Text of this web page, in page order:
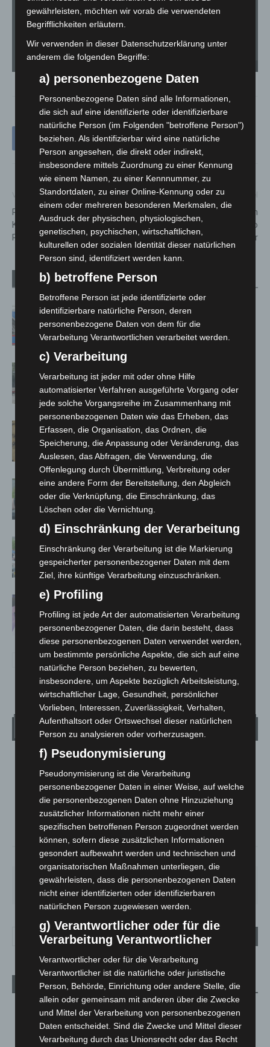
Vorheriger Artikel
Rudi-Rotbein-Treffen lädt
Kinder zum Entdecken von
Pflanzenfarben ein
Nächster Artikel
Nachwuchs bei den Kleinen
Pandas im Erlebnis-Zoo
Hannover
Verwandte Artikel Mehr vom Autor
Mann läuft mit Hockeyschläger über
A7 – Polizei sucht Zeugen
Langenhagen beschädigt
Hannover Klassik Open Air 2026:
Französische Oper im Maschpark
Langenhagen: Autofahrer mit 3,17
Promille aus dem Verkehr gezogen
Blaulichtmeile Langenhagen 2026:
Polizei, Feuerwehr und Rettung
hautnah erleben
Polizei Langenhagen testet Aufnahme
von Anzeigen per Videochat
Wetter
LANGENHAGEN
Mäßig Bewölkt
16.4° C 16.8 °
14.9 °
78% 3m/s 26%
FR.
21°
SA.
26°
SO.
32°
MO.
30°
DI.
Aktuelle Beiträge
Brand im „Haus der Begegnung“ in Neuwarmbüchen schnell
gewährleisten, möchten wir vorab die verwendeten
Begrifflichkeiten erläutern.
Wir verwenden in dieser Datenschutzerklärung unter
anderem die folgenden Begriffe:
a) personenbezogene Daten
Personenbezogene Daten sind alle Informationen,
die sich auf eine identifizierte oder identifizierbare
natürliche Person (im Folgenden "betroffene Person")
beziehen. Als identifizierbar wird eine natürliche
Person angesehen, die direkt oder indirekt,
insbesondere mittels Zuordnung zu einer Kennung
wie einem Namen, zu einer Kennnummer, zu
Standortdaten, zu einer Online-Kennung oder zu
einem oder mehreren besonderen Merkmalen, die
Ausdruck der physischen, physiologischen,
genetischen, psychischen, wirtschaftlichen,
kulturellen oder sozialen Identität dieser natürlichen
Person sind, identifiziert werden kann.
b) betroffene Person
Betroffene Person ist jede identifizierte oder
identifizierbare natürliche Person, deren
personenbezogene Daten von dem für die
Verarbeitung Verantwortlichen verarbeitet werden.
c) Verarbeitung
Verarbeitung ist jeder mit oder ohne Hilfe
automatisierter Verfahren ausgeführte Vorgang oder
jede solche Vorgangsreihe im Zusammenhang mit
personenbezogenen Daten wie das Erheben, das
Erfassen, die Organisation, das Ordnen, die
Speicherung, die Anpassung oder Veränderung, das
Auslesen, das Abfragen, die Verwendung, die
Offenlegung durch Übermittlung, Verbreitung oder
eine andere Form der Bereitstellung, den Abgleich
oder die Verknüpfung, die Einschränkung, das
Löschen oder die Vernichtung.
d) Einschränkung der Verarbeitung
Einschränkung der Verarbeitung ist die Markierung
gespeicherter personenbezogener Daten mit dem
Ziel, ihre künftige Verarbeitung einzuschränken.
e) Profiling
Profiling ist jede Art der automatisierten Verarbeitung
personenbezogener Daten, die darin besteht, dass
diese personenbezogenen Daten verwendet werden,
um bestimmte persönliche Aspekte, die sich auf eine
natürliche Person beziehen, zu bewerten,
insbesondere, um Aspekte bezüglich Arbeitsleistung,
wirtschaftlicher Lage, Gesundheit, persönlicher
Vorlieben, Interessen, Zuverlässigkeit, Verhalten,
Aufenthaltsort oder Ortswechsel dieser natürlichen
Person zu analysieren oder vorherzusagen.
f) Pseudonymisierung
Pseudonymisierung ist die Verarbeitung
personenbezogener Daten in einer Weise, auf welche
die personenbezogenen Daten ohne Hinzuziehung
zusätzlicher Informationen nicht mehr einer
spezifischen betroffenen Person zugeordnet werden
können, sofern diese zusätzlichen Informationen
gesondert aufbewahrt werden und technischen und
organisatorischen Maßnahmen unterliegen, die
gewährleisten, dass die personenbezogenen Daten
nicht einer identifizierten oder identifizierbaren
natürlichen Person zugewiesen werden.
g) Verantwortlicher oder für die
Verarbeitung Verantwortlicher
Verantwortlicher oder für die Verarbeitung
Verantwortlicher ist die natürliche oder juristische
Person, Behörde, Einrichtung oder andere Stelle, die
allein oder gemeinsam mit anderen über die Zwecke
und Mittel der Verarbeitung von personenbezogenen
Daten entscheidet. Sind die Zwecke und Mittel dieser
Verarbeitung durch das Unionsrecht oder das Recht